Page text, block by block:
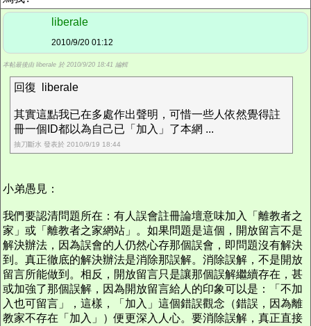
liberale
2010/9/20 01:12
本帖最後由 liberale 於 2010/9/20 18:41 編輯
回復 liberale
其實這點我已在多處作出聲明，可惜一些人依然覺得註
冊一個ID都以為自己已「加入」了本網 ...
抽刀斷水 發表於 2010/9/19 18:44
小弟愚見：
我們要認清問題所在：有人誤會註冊論壇意味加入「離教者之
家」或「離教者之家網站」。如果問題是這個，開放留言不是
解決辦法，因為誤會的人仍然心存那個誤會，即問題沒有解決
到。真正徹底的解決辦法是消除那誤解。消除誤解，不是開放
留言所能做到。相反，開放留言只是讓那個誤解繼續存在，甚
或加強了那個誤解，因為開放留言給人的印象可以是：「不加
入也可留言」，這樣，「加入」這個錯誤觀念（錯誤，因為離
教家不存在「加入」）便更深入人心。要消除誤解，真正直接